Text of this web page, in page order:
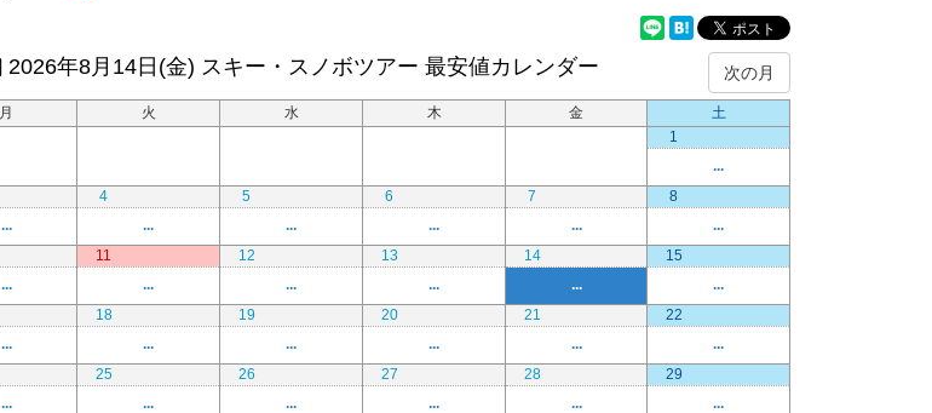
2026年8月14日(金) スキー・スノボツアー 最安値カレンダー 次の月
月 火 水 木 金
土
1
...
...
4
...
5
...
6
...
7
...
8
...
...
11
...
12
...
13
...
14
...
15
...
...
18
...
19
...
20
...
21
...
22
...
...
25
...
26
...
27
...
28
...
29
...